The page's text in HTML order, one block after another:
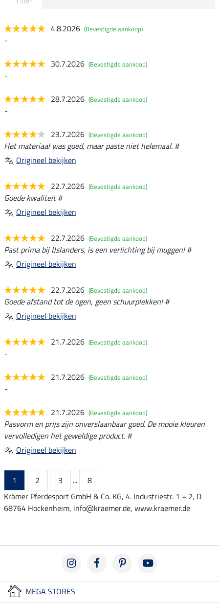
4.8.2026 (Bevestigde aankoop)
-
30.7.2026 (Bevestigde aankoop)
-
28.7.2026 (Bevestigde aankoop)
-
23.7.2026 (Bevestigde aankoop)
Het materiaal was goed, maar paste niet helemaal. #
Origineel bekijken
22.7.2026 (Bevestigde aankoop)
Goede kwaliteit #
Origineel bekijken
22.7.2026 (Bevestigde aankoop)
Past prima bij IJslanders, is een verlichting bij muggen! #
Origineel bekijken
22.7.2026 (Bevestigde aankoop)
Goede afstand tot de ogen, geen schuurplekken! #
Origineel bekijken
21.7.2026 (Bevestigde aankoop)
-
21.7.2026 (Bevestigde aankoop)
-
21.7.2026 (Bevestigde aankoop)
Pasvorm en prijs zijn onverslaanbaar goed. De mooie kleuren
vervolledigen het geweldige product. #
Origineel bekijken
1 2 3 ...
8
Krämer Pferdesport GmbH & Co. KG, 4. Industriestr. 1 + 2, D
68764 Hockenheim, info@kraemer.de, www.kraemer.de
MEGA STORES